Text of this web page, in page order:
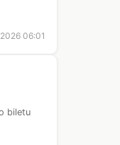
06:01
biletu